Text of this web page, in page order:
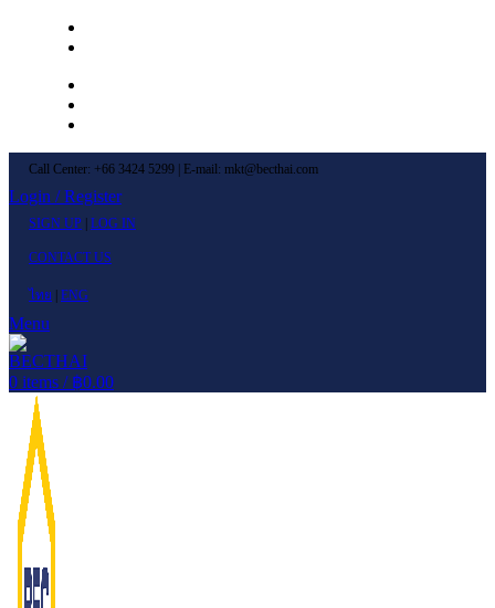
Call Center: +66 3424 5299 | E-mail: mkt@becthai.com
Login / Register
SIGN UP LOG IN
CONTACT US
ไทย ENG
Menu
0 items / ฿0.00